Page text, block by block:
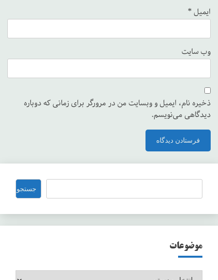
ایمیل*
وب‌ سایت
ذخیره نام، ایمیل و وبسایت من در مرورگر برای زمانی که دوباره
دیدگاهی می‌نویسم.
جستجو جستجو
موضوعات
موضوعات